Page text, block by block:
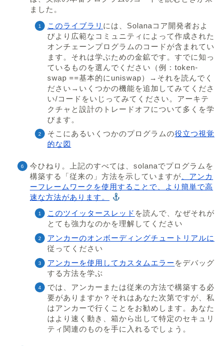
ました。
このライブラリ には、Solanaコア開発者およ
びより広範なコミュニティによって作成された
オンチェーンプログラムのコードが含まれてい
ます。それは学ぶための金鉱です。すでに知っ
ているものを選んでください（例：token-
swap ==基本的にuniswap）→それを読んでく
ださい→いくつかの機能を追加してみてくださ
い/コードをいじってみてください。アーキテ
クチャと設計のトレードオフについて多くを学
びます。
そこにあるいくつかのプログラムの役立つ視覚
的な図
今ひねり。上記のすべては、solanaでプログラムを
構築する「従来の」方法を示していますが 、アンカ
ーフレームワークを使用することで、より簡単で高
速な方法があります。
このツイッタースレッド を読んで、なぜそれが
とても強力なのかを理解してください
アンカーのオンボーディングチュートリアルに
従ってください
アンカーを使用してカスタムエラー をデバッグ
する方法を学ぶ
では、アンカーまたは従来の方法で構築する必
要がありますか？それはあなた次第ですが、私
はアンカーで行くことをお勧めします。あなた
はより速く動き、箱から出して特定のセキュリ
ティ関連のものを手に入れるでしょう。